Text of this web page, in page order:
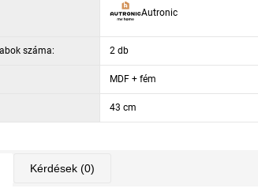
Autronic
száma: 2 db
MDF + fém
43 cm
Kérdések (0)